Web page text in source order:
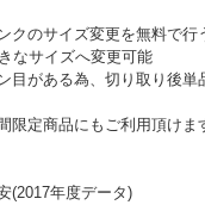
クのサイズ変更を無料で行
サイズへ変更可能
目がある為、切り取り後単
限定商品にもご利用頂けま
(2017年度データ)